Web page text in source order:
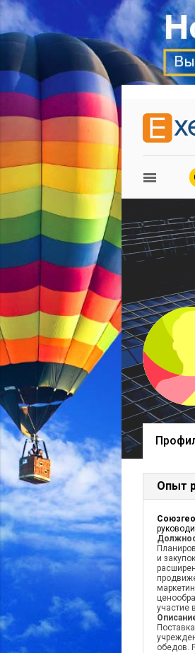
Опыт
и
участие
обедов.